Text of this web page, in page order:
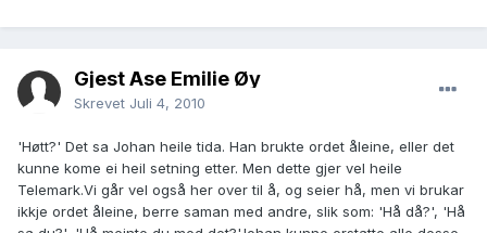
Gjest Åse Emilie Øy
Skrevet Juli 4, 2010
'Høtt?' Det sa Johan heile tida. Han brukte ordet åleine, eller det
kunne kome ei heil setning etter. Men dette gjer vel heile
Telemark.Vi går vel også her over til å, og seier hå, men vi brukar
ikkje ordet åleine, berre saman med andre, slik som: 'Hå då?', 'Hå